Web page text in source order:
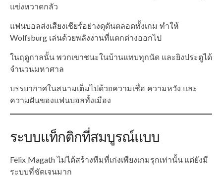
แข่งหวาดกลัว
แฟนบอลส่งเสียงเชียร์อย่างดุดันตลอดทั้งเกม ทำให้
Wolfsburg เล่นด้วยพลังงานที่แตกต่างออกไป
ในฤดูกาลนั้น พวกเขาชนะในบ้านแทบทุกนัด และยิงประตูได้
จำนวนมหาศาล
บรรยากาศในสนามเต็มไปด้วยความเชื่อ ความหวัง และ
ความฝันของแฟนบอลทั้งเมือง
ระบบแท็กติกที่สมบูรณ์แบบ
Felix Magath ไม่ได้สร้างทีมที่เก่งเพียงเกมรุกเท่านั้น แต่ยังมี
ระบบที่ชัดเจนมาก